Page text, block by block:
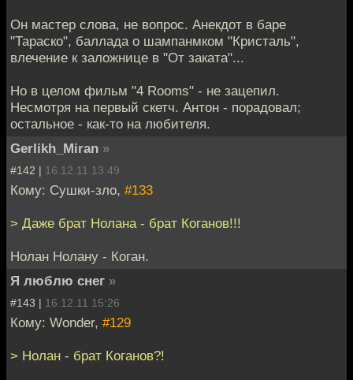
Он мастер слова, не вопрос. Анекдот в баре
"Тараско", баллада о шампанмком "Кристаль",
влечение к заложнице в "От заката"...
Но в целом фильм "4 Rooms" - не зацепил.
Несмотря на первый скетч. Антон - порадовал;
остальное - как-то на любителя.
Gerlikh_Miran »
#142 | 16.12.11 13:49
Кому: Сушки-зло, #133
> Даже брат Нолана - брат Коганов!!!
Нолан Нолану - Коган.
Я люблю снег »
#143 | 16.12.11 15:26
Кому: Wonder, #129
> Нолан - брат Коганов?!